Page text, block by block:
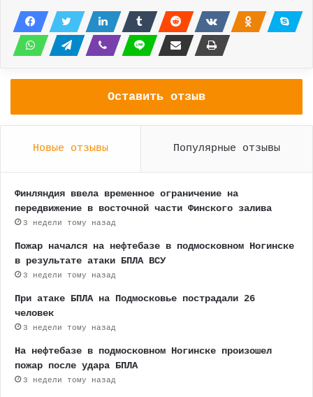
Оставить отзыв
Новые отзывы Популярные отзывы
Финляндия ввела временное ограничение на
передвижение в восточной части Финского залива
3 недели тому назад
Пожар начался на нефтебазе в подмосковном Ногинске
в результате атаки БПЛА ВСУ
3 недели тому назад
При атаке БПЛА на Подмосковье пострадали 26
человек
3 недели тому назад
На нефтебазе в подмосковном Ногинске произошел
пожар после удара БПЛА
3 недели тому назад